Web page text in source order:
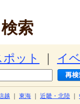
索
ット イ
越 東海 近畿・北陸